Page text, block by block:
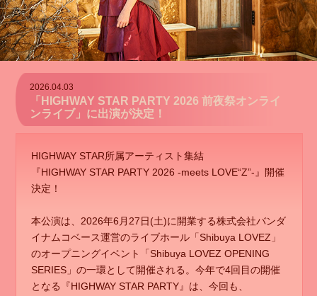
2026.04.03
「HIGHWAY STAR PARTY 2026 前夜祭オンライ
ンライブ」に出演が決定！
HIGHWAY STAR所属アーティスト集結
『HIGHWAY STAR PARTY 2026 -meets LOVE“Z”-』開催
決定！
本公演は、2026年6月27日(土)に開業する株式会社バンダ
イナムコベース運営のライブホール「Shibuya LOVEZ」
のオープニングイベント「Shibuya LOVEZ OPENING
SERIES」の一環として開催される。今年で4回目の開催
となる『HIGHWAY STAR PARTY』は、今回も、